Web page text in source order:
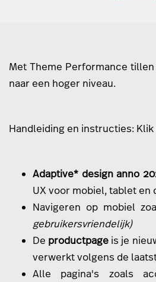
Met Theme Performance
naar een hoger niveau.
Handleiding en instructies: Klik
Adaptive* design anno
UX voor mobiel, tablet en
Navigeren op mobiel
gebruikersvriendelijk)
De productpage is je
verwerkt volgens de
Alle pagina's zoals